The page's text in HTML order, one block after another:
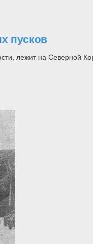
пусков
лежит на Северной